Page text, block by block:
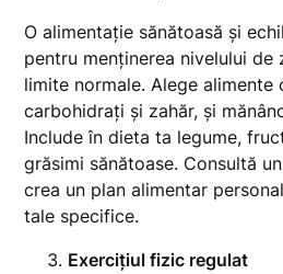
O alimentație sănătoasă și
pentru menținerea nivelului de
limite normale. Alege
carbohidrați și zahăr, și
Include în dieta ta legume,
grăsimi sănătoase. Consultă
crea un plan alimentar
tale specifice.
Exercițiul fizic regulat